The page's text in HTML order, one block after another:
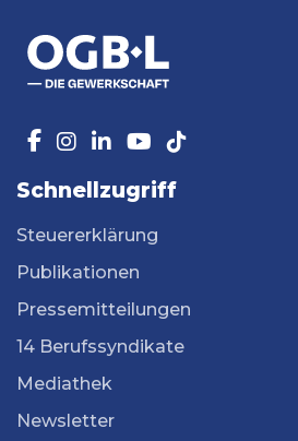
Schnellzugriff
Steuererklärung
Publikationen
Pressemitteilungen
14 Berufssyndikate
Mediathek
Newsletter